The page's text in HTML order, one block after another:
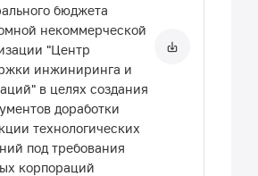
государственных
предприятий
Татарстан,
органами
власти
Татарстан
Республики
и внесении
к договору о
праве
всемирной
(воис) по
праву
КБ
бюджета
некоммерческой
"Центр
инжиниринга и
в целях создания
доработки
технологических
под требования
корпораций